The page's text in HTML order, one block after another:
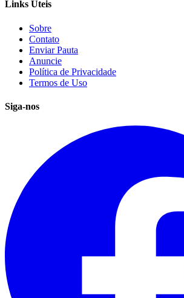
Links Úteis
Sobre
Contato
Enviar Pauta
Anuncie
Política de Privacidade
Termos de Uso
Siga-nos